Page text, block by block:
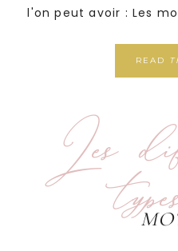
l'on peut avoir : Les
READ
Les